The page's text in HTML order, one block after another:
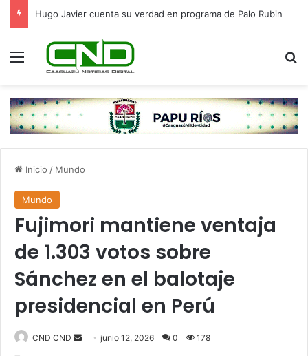
Hugo Javier cuenta su verdad en programa de Palo Rubin
Menú
Inicio / Mundo
Mundo
Fujimori mantiene ventaja
de 1.303 votos sobre
Sánchez en el balotaje
presidencial en Perú
CND CND junio 12, 2026 0 178